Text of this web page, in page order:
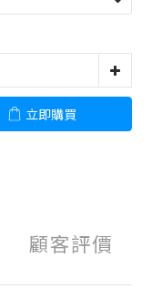
立即購買
顧客評價